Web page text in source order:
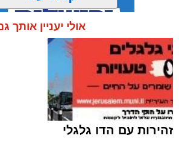
תגים:כביש 1 ירושלים
443
, מחוז ש"י, שוהים בלתי
שב"חים, כפר עקב חדשות
החרדית, תחנת בנימין, תחנת
24 שוהים בלתי חוקיים שניסו
אולי יעניין אותך
זהירות עם הדו גלגלי